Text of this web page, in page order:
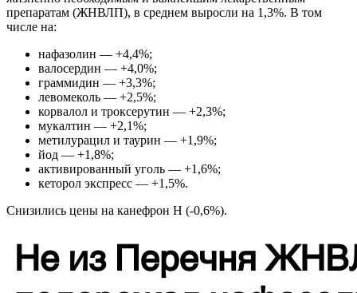
препаратам (ЖНВЛП), в среднем выросли на 1,3%. В том
числе на:
нафазолин — +4,4%;
валосердин — +4,0%;
граммидин — +3,3%;
левомеколь — +2,5%;
корвалол и троксерутин — +2,3%;
мукалтин — +2,1%;
метилурацил и таурин — +1,9%;
йод — +1,8%;
активированный уголь — +1,6%;
кеторол экспресс — +1,5%.
Снизились цены на канефрон Н (-0,6%).